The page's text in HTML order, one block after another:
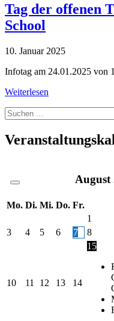
Tag der offenen
School
10. Januar 2025
Infotag am 24.01.2025
Weiterlesen
Suche
nach:
August
Mo. Di. Mi. Do. Fr.
1
3
4 5 6 7 8
10 11 12 13 14
15